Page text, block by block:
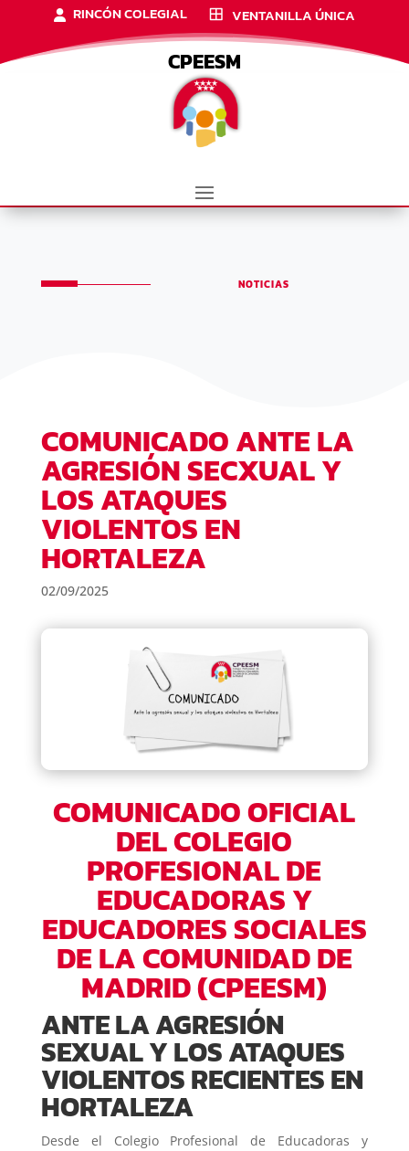
RINCÓN COLEGIAL VENTANILLA ÚNICA
CPEESM
NOTICIAS
COMUNICADO ANTE LA
AGRESIÓN SECXUAL Y
LOS ATAQUES
VIOLENTOS EN
HORTALEZA
02/09/2025
COMUNICADO OFICIAL
DEL COLEGIO
PROFESIONAL DE
EDUCADORAS Y
EDUCADORES SOCIALES
DE LA COMUNIDAD DE
MADRID (CPEESM)
ANTE LA AGRESIÓN
SEXUAL Y LOS ATAQUES
VIOLENTOS RECIENTES EN
HORTALEZA
Desde el Colegio Profesional de Educadoras y